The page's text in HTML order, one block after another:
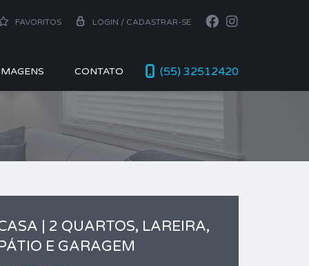
FAVORITOS LOGIN / CADASTRAR-SE
(55) 32512420
CONTATO
| 2 QUARTOS, LAREIRA,
E GARAGEM